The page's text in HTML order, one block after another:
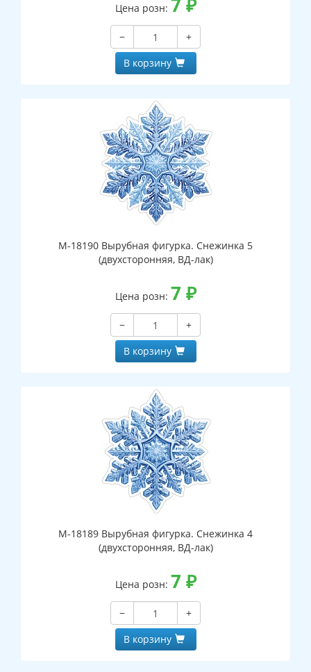
Цена розн: 7 ₽
−
+
В корзину
М-18190 Вырубная фигурка. Снежинка 5
(двухсторонняя, ВД-лак)
Цена розн: 7 ₽
−
+
В корзину
М-18189 Вырубная фигурка. Снежинка 4
(двухсторонняя, ВД-лак)
Цена розн: 7 ₽
−
+
В корзину